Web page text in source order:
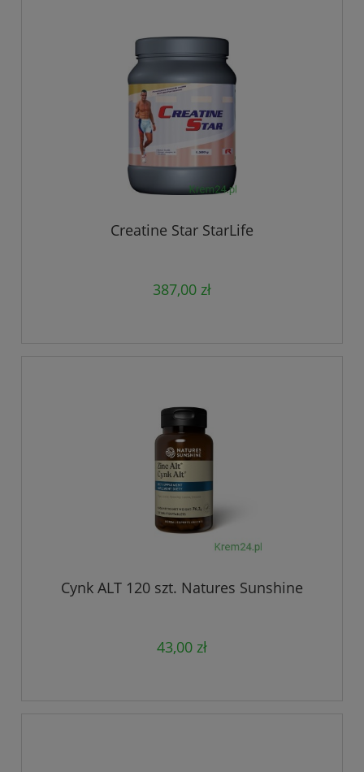
Creatine Star StarLife
387,00 zł
Cynk ALT 120 szt. Natures Sunshine
43,00 zł